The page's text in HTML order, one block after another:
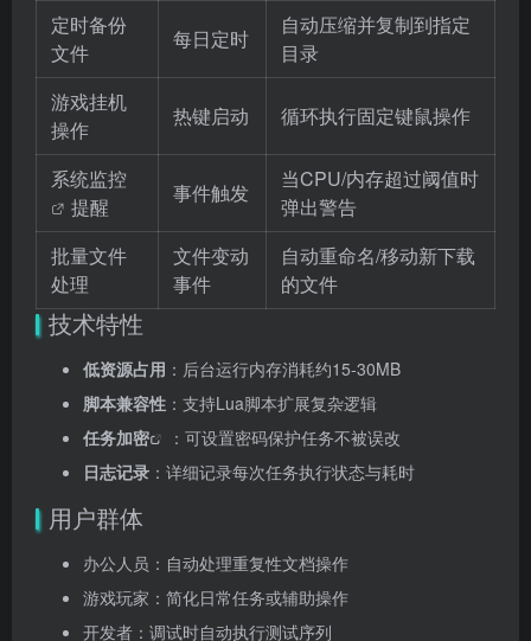
定时备份
文件
每日定时
自动压缩并复制到指定
目录
游戏挂机
操作
热键启动 循环执行固定键鼠操作
系统监控
提醒
事件触发
当CPU/内存超过阈值时
弹出警告
批量文件
处理
文件变动
事件
自动重命名/移动新下载
的文件
技术特性
低资源占用 ：后台运行内存消耗约15-30MB
脚本兼容性 ：支持Lua脚本扩展复杂逻辑
任务加密
：可设置密码保护任务不被误改
日志记录 ：详细记录每次任务执行状态与耗时
用户群体
办公人员：自动处理重复性文档操作
游戏玩家：简化日常任务或辅助操作
开发者：调试时自动执行测试序列